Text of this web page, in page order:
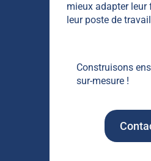
mieux adapter
leur poste de
Construisons
sur-mesure !